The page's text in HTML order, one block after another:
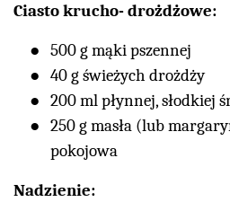
Ciasto krucho- drożdżowe:
500 g mąki pszennej
40 g świeżych drożdży
200 ml płynnej, słodkiej
250 g masła (lub
pokojowa
Nadzienie: